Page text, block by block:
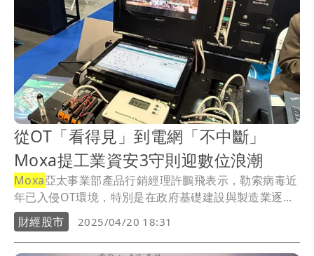
從OT「看得見」到電網「不中斷」
Moxa提工業資安3守則迎數位浪潮
Moxa亞太事業部產品行銷經理許鵬飛表示，勒索病毒近
年已入侵OT環境，特別是在政府基礎建設與製造業逐...
財經股市
2025/04/20 18:31